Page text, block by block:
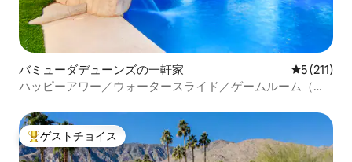
バミューダデューンズの一軒家 レビュー
5 (211)
ハッピーアワー／ウォータースライド／ゲームルーム（す
大好評のゲストチョイスです。
ゲストチョイス